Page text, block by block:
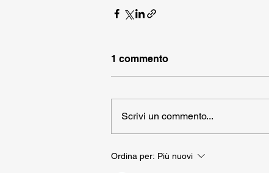
1 commento
Scrivi un commento...
Ordina per: Più nuovi